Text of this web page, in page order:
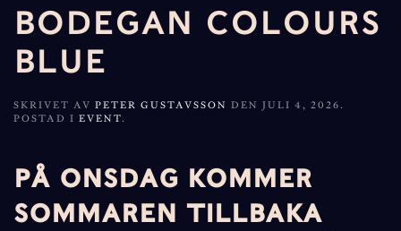
BODEGAN COLOURS
BLUE
SKRIVET AV PETER GUSTAVSSON DEN JULI 4, 2026 .
POSTAD I EVENT.
PÅ ONSDAG KOMMER
SOMMAREN TILLBAKA